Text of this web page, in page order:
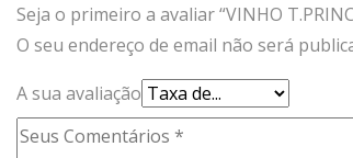
Seja o primeiro a avaliar “VINHO
O seu endereço de email não será
A sua avaliação